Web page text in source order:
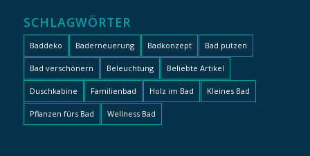
SCHLAGWÖRTER
Baddeko Baderneuerung Badkonzept Bad putzen
Bad verschönern Beleuchtung Beliebte Artikel
Duschkabine Familienbad Holz im Bad Kleines Bad
Pflanzen fürs Bad Wellness Bad